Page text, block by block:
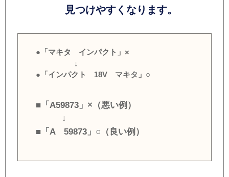
見つけやすくなります。
●「マキタ インパクト」×
↓
●「インパクト 18V マキタ」○
■「A59873」×（悪い例）
↓
■「A 59873」○（良い例）